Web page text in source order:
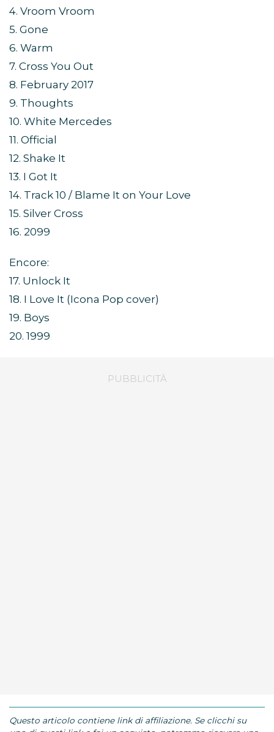
4. Vroom Vroom
5. Gone
6. Warm
7. Cross You Out
8. February 2017
9. Thoughts
10. White Mercedes
11. Official
12. Shake It
13. I Got It
14. Track 10 / Blame It on Your Love
15. Silver Cross
16. 2099
Encore:
17. Unlock It
18. I Love It (Icona Pop cover)
19. Boys
20. 1999
Questo articolo contiene link di affiliazione. Se clicchi su